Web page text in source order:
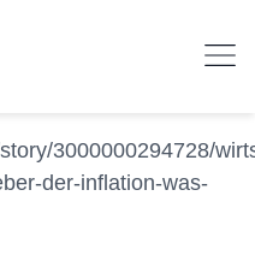
3000000294728/
der-inflation-was-